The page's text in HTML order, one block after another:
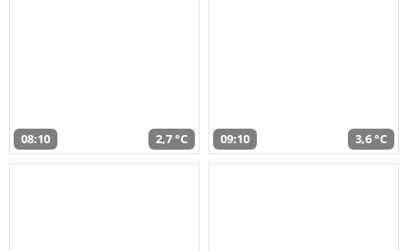
08:10 2,7 °C 09:10 3,6 °C